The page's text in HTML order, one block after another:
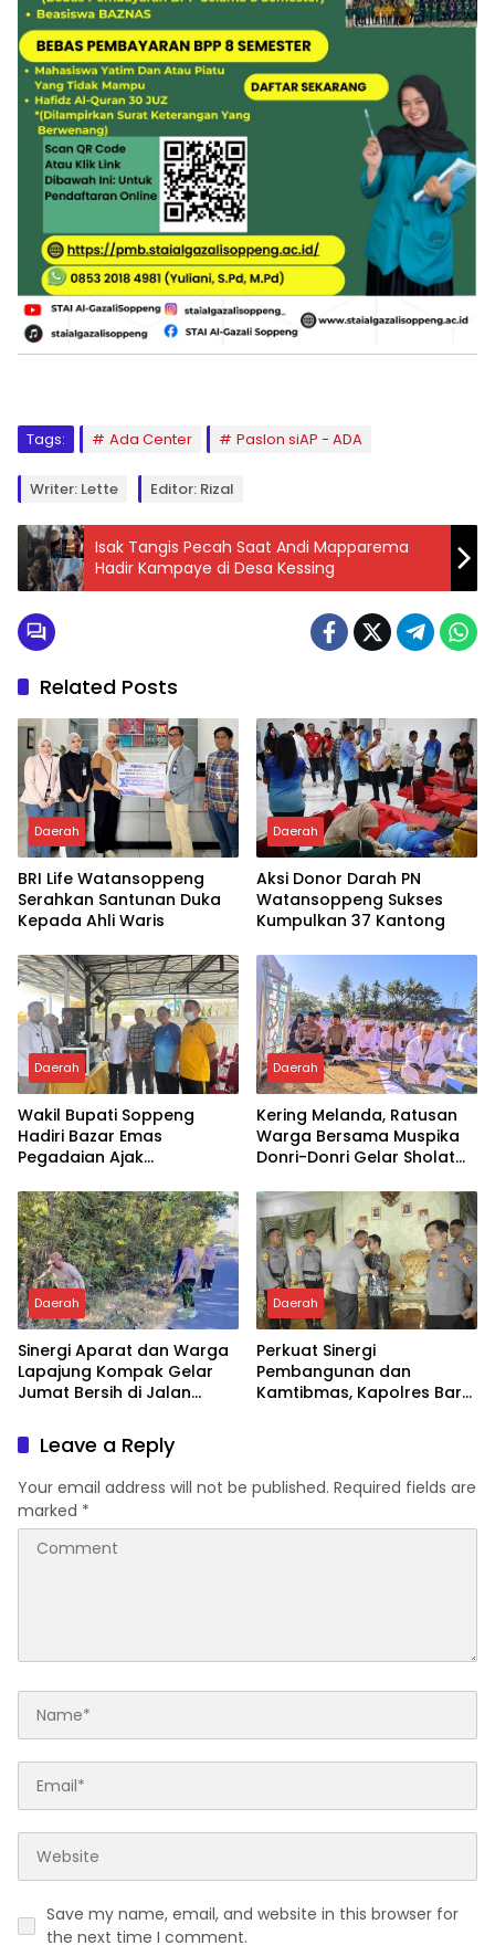
Tags: Ada Center Paslon siAP - ADA
Writer: Lette Editor: Rizal
Isak Tangis Pecah Saat Andi Mapparema
Hadir Kampaye di Desa Kessing
Related Posts
Daerah
BRI Life Watansoppeng
Serahkan Santunan Duka
Kepada Ahli Waris
Daerah
Aksi Donor Darah PN
Watansoppeng Sukses
Kumpulkan 37 Kantong
Daerah
Wakil Bupati Soppeng
Hadiri Bazar Emas
Pegadaian Ajak
Daerah
Kering Melanda, Ratusan
Warga Bersama Muspika
Donri-Donri Gelar Sholat
Daerah
Sinergi Aparat dan Warga
Lapajung Kompak Gelar
Jumat Bersih di Jalan
Daerah
Perkuat Sinergi
Pembangunan dan
Kamtibmas, Kapolres Baru
Leave a Reply
Your email address will not be published. Required fields are
marked *
Save my name, email, and website in this browser for
the next time I comment.